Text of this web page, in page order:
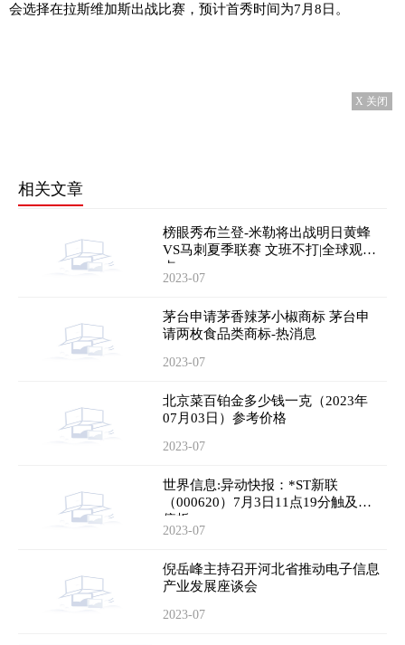
会选择在拉斯维加斯出战比赛，预计首秀时间为7月8日。
X 关闭
相关文章
榜眼秀布兰登-米勒将出战明日黄蜂
VS马刺夏季联赛 文班不打|全球观热
点
2023-07
茅台申请茅香辣茅小椒商标 茅台申
请两枚食品类商标-热消息
2023-07
北京菜百铂金多少钱一克（2023年
07月03日）参考价格
2023-07
世界信息:异动快报：*ST新联
（000620）7月3日11点19分触及涨
停板
2023-07
倪岳峰主持召开河北省推动电子信息
产业发展座谈会
2023-07